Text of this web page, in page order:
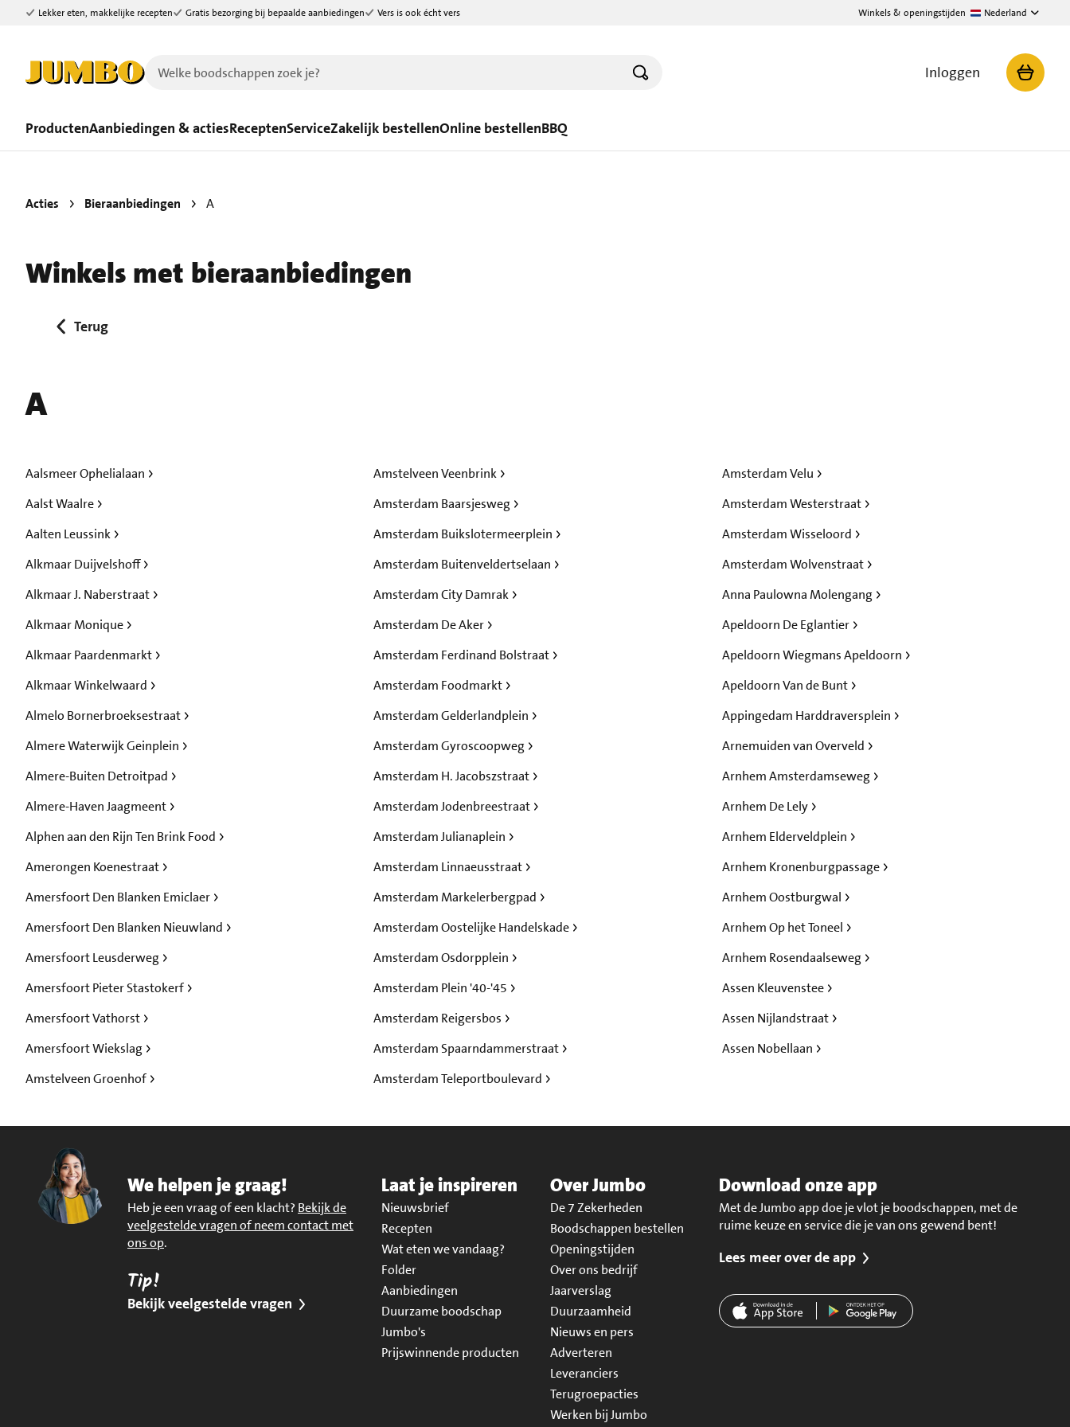
Ga naar zoeken
Ga naar hoofdinhoud
Lekker eten, makkelijke recepten Gratis bezorging bij bepaalde aanbiedingen Vers is ook écht vers Winkels & openingstijden Nederland
Inloggen
ProductenAanbiedingen & actiesReceptenServiceZakelijk bestellenOnline bestellenBBQ
Acties Bieraanbiedingen A
Winkels met bieraanbiedingen
Terug
A
Aalsmeer Ophelialaan
Aalst Waalre
Aalten Leussink
Alkmaar Duijvelshoff
Alkmaar J. Naberstraat
Alkmaar Monique
Alkmaar Paardenmarkt
Alkmaar Winkelwaard
Almelo Bornerbroeksestraat
Almere Waterwijk Geinplein
Almere-Buiten Detroitpad
Almere-Haven Jaagmeent
Alphen aan den Rijn Ten Brink Food
Amerongen Koenestraat
Amersfoort Den Blanken Emiclaer
Amersfoort Den Blanken Nieuwland
Amersfoort Leusderweg
Amersfoort Pieter Stastokerf
Amersfoort Vathorst
Amersfoort Wiekslag
Amstelveen Groenhof
Amstelveen Veenbrink
Amsterdam Baarsjesweg
Amsterdam Buikslotermeerplein
Amsterdam Buitenveldertselaan
Amsterdam City Damrak
Amsterdam De Aker
Amsterdam Ferdinand Bolstraat
Amsterdam Foodmarkt
Amsterdam Gelderlandplein
Amsterdam Gyroscoopweg
Amsterdam H. Jacobszstraat
Amsterdam Jodenbreestraat
Amsterdam Julianaplein
Amsterdam Linnaeusstraat
Amsterdam Markelerbergpad
Amsterdam Oostelijke Handelskade
Amsterdam Osdorpplein
Amsterdam Plein '40-'45
Amsterdam Reigersbos
Amsterdam Spaarndammerstraat
Amsterdam Teleportboulevard
Amsterdam Velu
Amsterdam Westerstraat
Amsterdam Wisseloord
Amsterdam Wolvenstraat
Anna Paulowna Molengang
Apeldoorn De Eglantier
Apeldoorn Wiegmans Apeldoorn
Apeldoorn Van de Bunt
Appingedam Harddraversplein
Arnemuiden van Overveld
Arnhem Amsterdamseweg
Arnhem De Lely
Arnhem Elderveldplein
Arnhem Kronenburgpassage
Arnhem Oostburgwal
Arnhem Op het Toneel
Arnhem Rosendaalseweg
Assen Kleuvenstee
Assen Nijlandstraat
Assen Nobellaan
We helpen je graag!
Heb je een vraag of een klacht? Bekijk de
veelgestelde vragen of neem contact met
ons op.
Tip!
Bekijk veelgestelde vragen
Laat je inspireren
Nieuwsbrief
Recepten
Wat eten we vandaag?
Folder
Aanbiedingen
Duurzame boodschap
Jumbo's
Prijswinnende producten
Over Jumbo
De 7 Zekerheden
Boodschappen bestellen
Openingstijden
Over ons bedrijf
Jaarverslag
Duurzaamheid
Nieuws en pers
Adverteren
Leveranciers
Terugroepacties
Werken bij Jumbo
Download onze app
Met de Jumbo app doe je vlot je boodschappen, met de
ruime keuze en service die je van ons gewend bent!
Lees meer over de app